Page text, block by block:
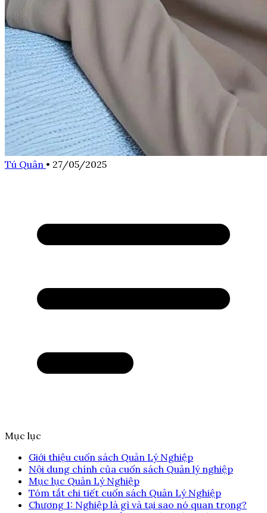
Tú Quân • 27/05/2025
Mục lục
Giới thiệu cuốn sách Quản Lý Nghiệp
Nội dung chính của cuốn sách Quản lý nghiệp
Mục lục Quản Lý Nghiệp
Tóm tắt chi tiết cuốn sách Quản Lý Nghiệp
Chương 1: Nghiệp là gì và tại sao nó quan trọng?